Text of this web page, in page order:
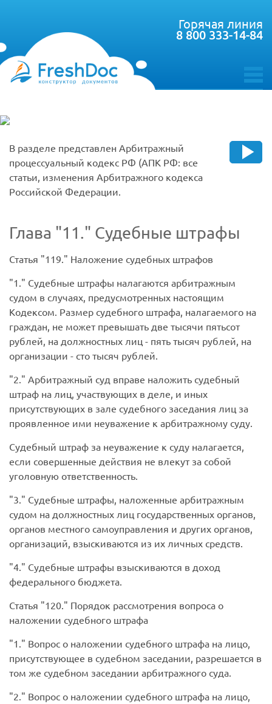
toggle
Горячая линия
8 800 333-14-84
В разделе представлен Арбитражный
процессуальный кодекс РФ (АПК РФ: все
статьи, изменения Арбитражного кодекса
Российской Федерации.
Глава 11. Судебные штрафы
Статья 119.
Наложение судебных штрафов
1.
Судебные штрафы налагаются арбитражным
судом в случаях, предусмотренных настоящим
Кодексом. Размер судебного штрафа, налагаемого на
граждан, не может превышать две тысячи пятьсот
рублей, на должностных лиц - пять тысяч рублей, на
организации - сто тысяч рублей.
2. Арбитражный суд вправе наложить судебный
штраф на лиц, участвующих в деле, и иных
присутствующих в зале судебного заседания лиц за
проявленное ими неуважение к арбитражному суду.
Судебный штраф за неуважение к суду налагается,
если совершенные действия не влекут за собой
уголовную ответственность.
3.
Судебные штрафы, наложенные арбитражным
судом на должностных лиц государственных органов,
органов местного самоуправления и других органов,
организаций, взыскиваются из их личных средств.
4.
Судебные штрафы взыскиваются в доход
федерального бюджета.
Статья
120.
Порядок рассмотрения вопроса о
наложении судебного штрафа
1.
Вопрос о наложении судебного штрафа на лицо,
присутствующее в судебном заседании, разрешается в
том же судебном заседании арбитражного суда.
2.
Вопрос о наложении судебного штрафа на лицо,